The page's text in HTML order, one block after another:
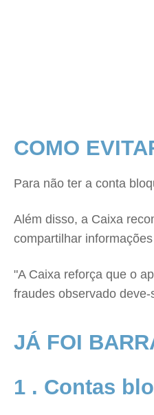
COMO
Para não ter a conta
Além disso, a Caixa
compartilhar
"A Caixa reforça que o
fraudes observado
JÁ FOI
1 . Contas